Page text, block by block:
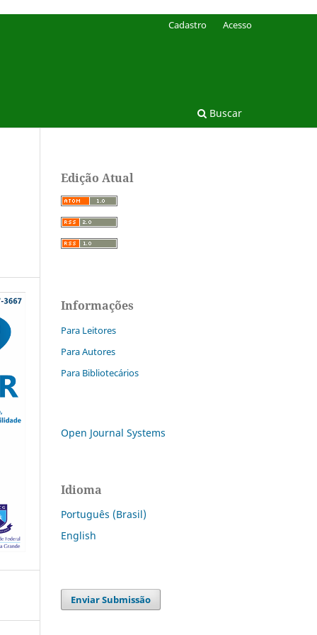
Buscar
Cadastro Acesso
Edição Atual
Informações
Para Leitores
Para Autores
Para Bibliotecários
Open Journal Systems
Idioma
Português (Brasil)
English
Enviar Submissão